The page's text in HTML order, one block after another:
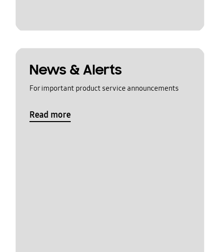
News & Alerts
For important product service announcements
Read more